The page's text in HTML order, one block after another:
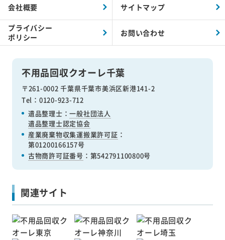
不用品回収クオーレ千葉
〒261-0002 千葉県千葉市美浜区新港141-2
Tel：0120-923-712
遺品整理士：一般社団法人
遺品整理士認定協会
産業廃棄物収集運搬業許可証 ：
第01200166157号
古物商許可証番号 ：第542791100800号
会社概要 サイトマップ
プライバシー
ポリシー
お問い合わせ
関連サイト